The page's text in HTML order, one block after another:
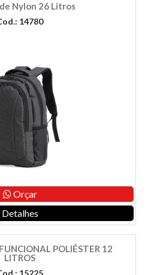
Nylon 26 Litros
14780
Orçar
Detalhes
POLIÉSTER 12
LITROS
15225